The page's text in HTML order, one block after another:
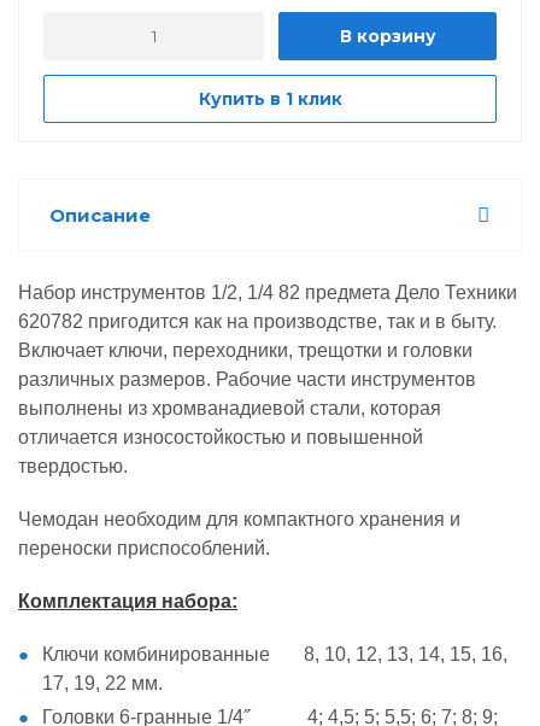
В корзину
Купить в 1 клик
Описание
Набор инструментов 1/2, 1/4 82 предмета Дело Техники
620782 пригодится как на производстве, так и в быту.
Включает ключи, переходники, трещотки и головки
различных размеров. Рабочие части инструментов
выполнены из хромванадиевой стали, которая
отличается износостойкостью и повышенной
твердостью.
Чемодан необходим для компактного хранения и
переноски приспособлений.
Комплектация набора:
Ключи комбинированные 8, 10, 12, 13, 14, 15, 16,
17, 19, 22 мм.
Головки 6-гранные 1/4˝ 4; 4,5; 5; 5,5; 6; 7; 8; 9;